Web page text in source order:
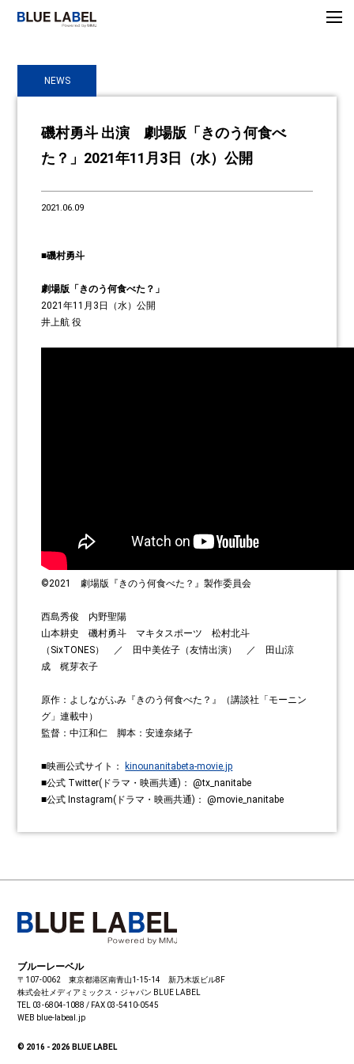
磯村勇斗 出演 劇場版「きのう何食べ
た？」2021年11月3日（水）公開
2021.06.09
■磯村勇斗
劇場版「きのう何食べた？」
2021年11月3日（水）公開
井上航 役
©2021 劇場版『きのう何食べた？』製作委員会
西島秀俊 内野聖陽
山本耕史 磯村勇斗 マキタスポーツ 松村北斗
（SixTONES） ／ 田中美佐子（友情出演） ／ 田山涼
成 梶芽衣子
原作：よしながふみ『きのう何食べた？』（講談社「モーニン
グ」連載中）
監督：中江和仁 脚本：安達奈緒子
■映画公式サイト：
kinounanitabeta-movie.jp
■公式 Twitter(ドラマ・映画共通)： @tx_nanitabe
■公式 Instagram(ドラマ・映画共通)： @movie_nanitabe
NEWS
ブルーレーベル
〒107-0062 東京都港区南青山1-15-14 新乃木坂ビル8F
株式会社メディアミックス・ジャパン BLUE LABEL
TEL 03-6804-1088 / FAX 03-5410-0545
WEB blue-labeal.jp
© 2016 - 2026 BLUE LABEL